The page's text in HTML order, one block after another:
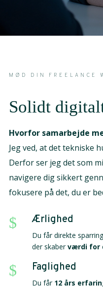
MØD DIN FREELANCE
Solidt
Hvorfor samarbejde
Jeg ved, at det tekniske
Derfor ser jeg det som
navigere dig sikkert
fokusere på det, du er
$ Ærlighed
Du får direkte
der skaberværdi for
$ Faglighed
Du får 12 års